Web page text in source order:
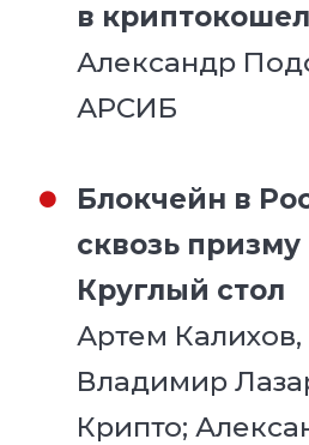
в
Александр
АРСИБ
Блокчейн в
сквозь
Круглый стол
Артем Калихов,
Владимир
Крипто;